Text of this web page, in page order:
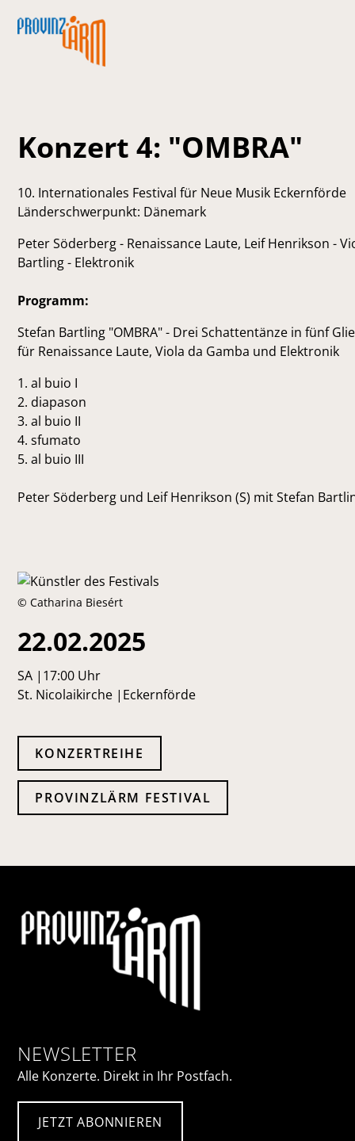
© Catharina Biesért
22.02.2025
SA | 17:00 Uhr
St. Nicolaikirche | Eckernförde
KONZERTREIHE
PROVINZLÄRM FESTIVAL
Konzert 4: "OMBRA"
10. Internationales Festival für Neue Musik Eckernförde
Länderschwerpunkt: Dänemark
Peter Söderberg - Renaissance Laute, Leif Henrikson -
Bartling - Elektronik
Programm:
Stefan Bartling "OMBRA" - Drei Schattentänze in fünf
für Renaissance Laute, Viola da Gamba und Elektronik
1. al buio I
2. diapason
3. al buio II
4. sfumato
5. al buio III
Peter Söderberg und Leif Henrikson (S) mit Stefan
NEWSLETTER
Alle Konzerte. Direkt in Ihr Postfach.
JETZT ABONNIEREN